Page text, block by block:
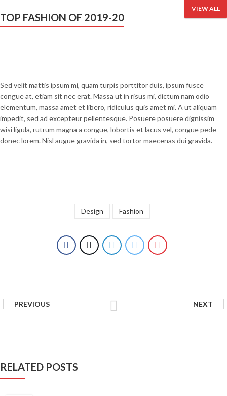
TOP FASHION OF 2019-20
VIEW ALL
Sed velit mattis ipsum mi, quam turpis porttitor duis, ipsum fusce
congue at, etiam sit nec erat. Massa ut in risus mi, dictum nam odio
elementum, massa amet et libero, ridiculus quis amet mi. A ut aliquam
impedit, sed ad excepteur pellentesque. Posuere posuere dignissim
wisi ligula, rutrum magna a congue, lobortis et lacus vel, congue pede
donec lorem. Nisl augue gravida in, sed tortor maecenas dui gravida.
Design Fashion
PREVIOUS NEXT
RELATED POSTS